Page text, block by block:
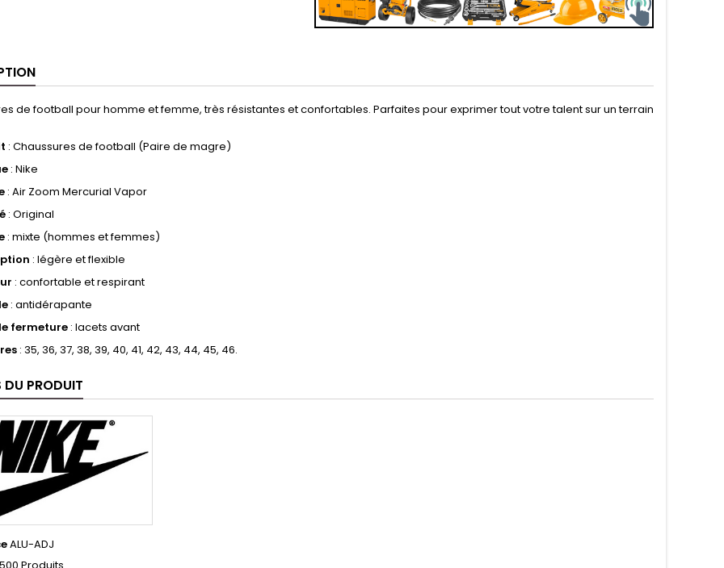
de football pour homme et femme, très résistantes et confortables. Parfaites pour exprimer tout votre talent sur un terrain
: Chaussures de football (Paire de magre)
: Nike
: Air Zoom Mercurial Vapor
: Original
: mixte (hommes et femmes)
: légère et flexible
: confortable et respirant
: antidérapante
fermeture : lacets avant
: 35, 36, 37, 38, 39, 40, 41, 42, 43, 44, 45, 46.
DU PRODUIT
ALU-ADJ